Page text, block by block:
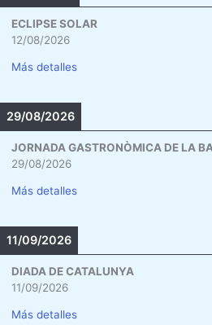
ECLIPSE SOLAR
12/08/2026
Más detalles
29/08/2026
JORNADA GASTRONÒMICA DE LA
29/08/2026
Más detalles
11/09/2026
DIADA DE CATALUNYA
11/09/2026
Más detalles